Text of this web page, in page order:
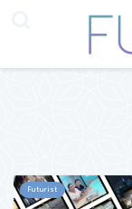
Futurist